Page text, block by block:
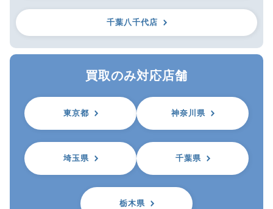
千葉八千代店
買取のみ対応店舗
東京都 神奈川県
埼玉県 千葉県
栃木県